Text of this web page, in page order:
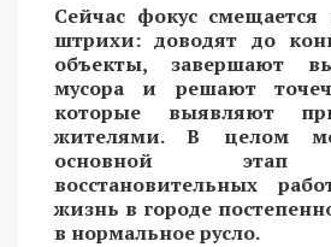
Сейчас фокус
штрихи: доводят до
объекты, завершают
мусора и решают
которые выявляют
жителями. В целом
основной этап
восстановительных
жизнь в городе
в нормальное русло.